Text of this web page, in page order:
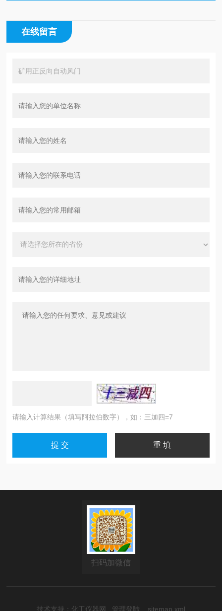
在线留言
请输入计算结果（填写阿拉伯数字），如：三加四=7
扫码加微信
技术支持： 化工仪器网 管理登陆 sitemap.xml